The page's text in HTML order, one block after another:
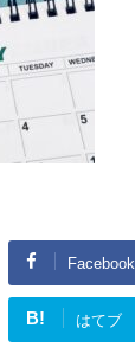
Facebook
B! はてブ